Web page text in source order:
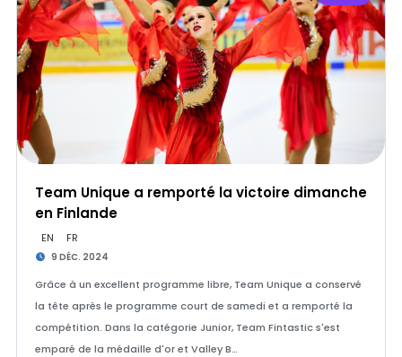
Team Unique a remporté la victoire dimanche
en Finlande
EN FR
9 DÉC. 2024
Grâce à un excellent programme libre, Team Unique a conservé
la tête après le programme court de samedi et a remporté la
compétition. Dans la catégorie Junior, Team Fintastic s'est
emparé de la médaille d'or et Valley B…